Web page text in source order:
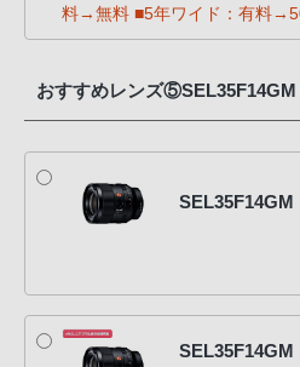
料→無料 ■5年ワイド：有料
おすすめレンズ⑤SEL35F14GM
SEL35F14GM
SEL35F14GM